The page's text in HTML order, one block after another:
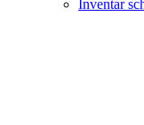
Inventar